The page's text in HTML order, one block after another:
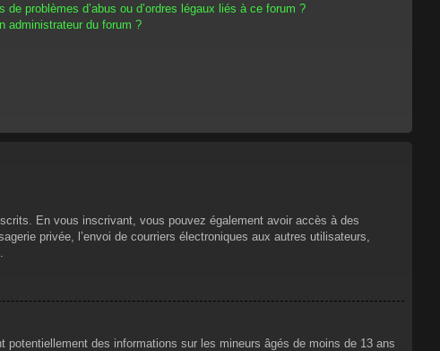
de problèmes d’abus ou d’ordres légaux liés à ce forum ?
administrateur du forum ?
En vous inscrivant, vous pouvez également avoir accès à des
privée, l’envoi de courriers électroniques aux autres utilisateurs,
potentiellement des informations sur les mineurs âgés de moins de 13 ans